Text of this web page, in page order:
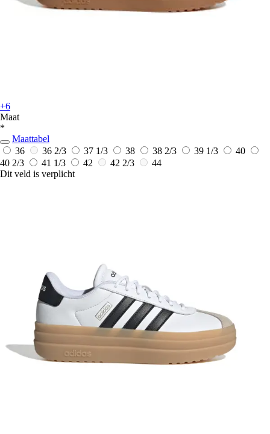
+6
Maat
*
Maattabel
36
36 2/3 37 1/3 38 38 2/3 39 1/3
40
40 2/3
41 1/3 42 42 2/3
44
Dit veld is verplicht